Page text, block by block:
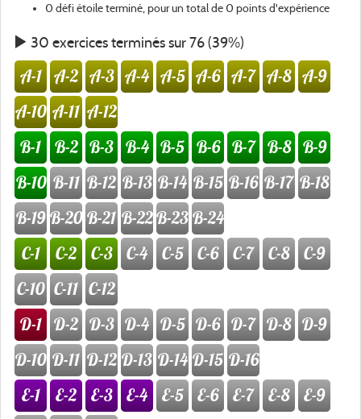
0 défi étoile terminé, pour un total de 0 points d'expérience
30 exercices terminés sur 76 (39%)
A-1 A-2 A-3 A-4 A-5 A-6 A-7 A-8 A-9
A-10 A-11 A-12
B-1
B-2 B-3 B-4 B-5 B-6 B-7 B-8 B-9
B-10 B-11 B-12 B-13 B-14 B-15 B-16 B-17 B-18
B-19 B-20 B-21 B-22B-23B-24
C-1
C-2 C-3 C-4 C-5 C-6 C-7 C-8
C-9
C-10 C-11 C-12
D-1 D-2 D-3 D-4 D-5 D-6 D-7 D-8 D-9
D-10 D-11 D-12 D-13 D-14 D-15 D-16
E-1
E-2 E-3 E-4 E-5 E-6 E-7 E-8
E-9